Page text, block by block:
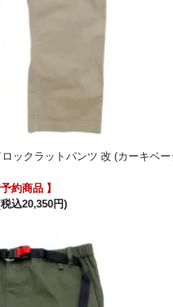
ックラットパンツ 改 (カーキベ
約商品 】
込20,350円)